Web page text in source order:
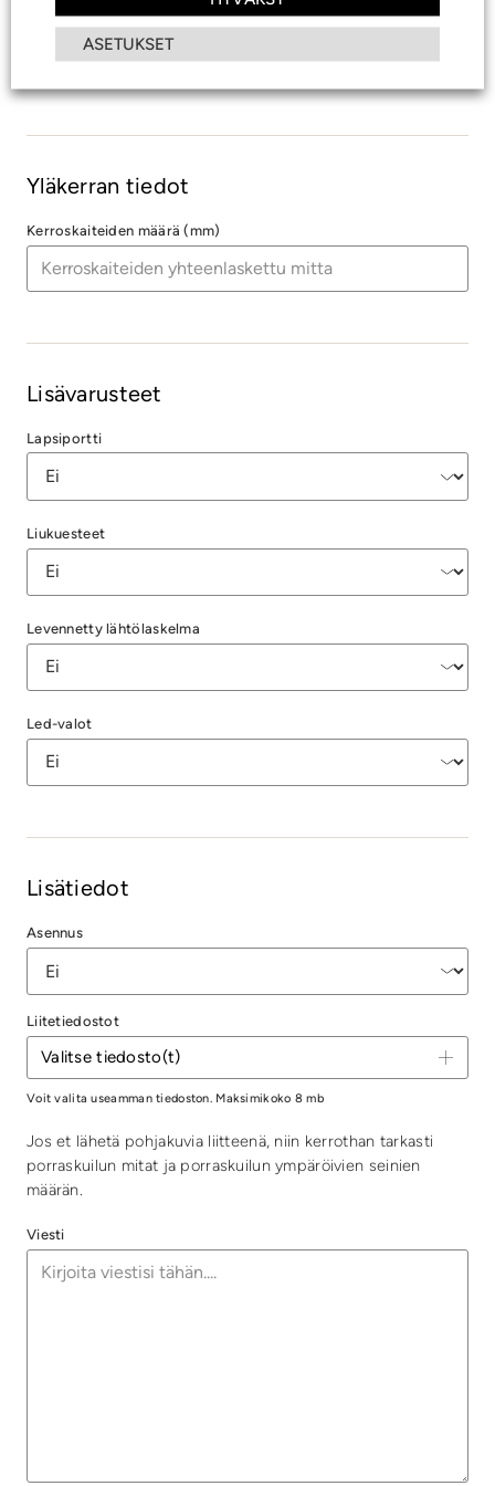
Draco
Yläkerran tiedot
Kerroskaiteiden määrä (mm)
Lisävarusteet
Lapsiportti
Liukuesteet
Levennetty lähtölaskelma
Led-valot
Lisätiedot
Asennus
Liitetiedostot
Voit valita useamman tiedoston. Maksimikoko 8 mb
Jos et lähetä pohjakuvia liitteenä, niin kerrothan tarkasti
porraskuilun mitat ja porraskuilun ympäröivien seinien
määrän.
Viesti
ASETUKSET